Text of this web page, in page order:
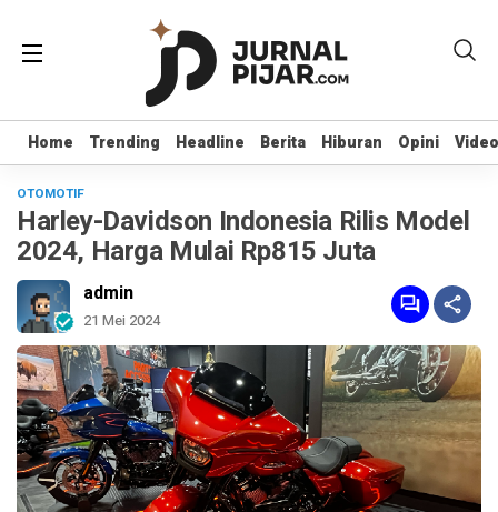
Home Trending Headline Berita Hiburan Opini Video
Home Trending Headline Berita Hiburan Opini Video
OTOMOTIF
Harley-Davidson Indonesia Rilis Model
2024, Harga Mulai Rp815 Juta
admin
21 Mei 2024